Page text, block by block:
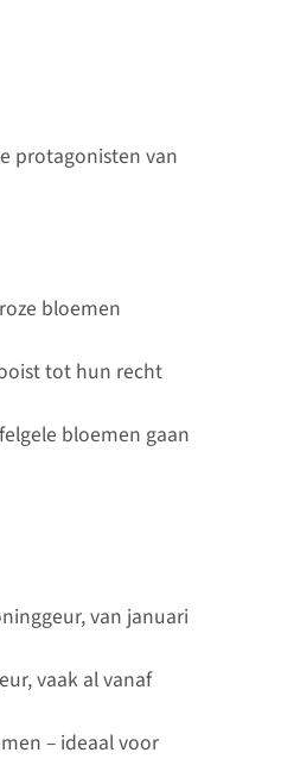
protagonisten van
bloemen
tot hun recht
bloemen gaan
van januari
vaak al vanaf
– ideaal voor